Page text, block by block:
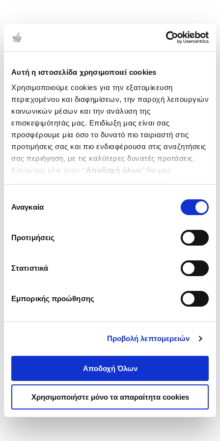
Αυτή η ιστοσελίδα χρησιμοποιεί cookies
Χρησιμοποιούμε cookies για την εξατομίκευση
περιεχομένου και διαφημίσεων, την παροχή λειτουργιών
κοινωνικών μέσων και την ανάλυση της
επισκεψιμότητάς μας. Επιδίωξη μας είναι σας
προσφέρουμε μία όσο το δυνατό πιο ταιριαστή στις
προτιμήσεις σας και πιο ενδιαφέρουσα στις αναζητήσεις
σας περιήγηση, με τις καλύτερες δυνατές προτάσεις.
Κάνοντας κλικ στην ‘’Αποδοχή όλων’’ θα μας
ενδιαφέρουν και να επιλέξετε από τα παρακάτω με την
΄΄και να ενημερωθείτε σχετικά με
συγκατάθεσης
Αναγκαία
Προτιμήσεις
Στατιστικά
Εμπορικής προώθησης
Προβολή λεπτομερειών
Αποδοχή Όλων
Χρησιμοποιήστε μόνο τα απαραίτητα cookies